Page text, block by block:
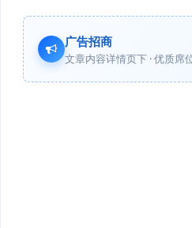
广告招商
文章内容详情页下 · 优质席